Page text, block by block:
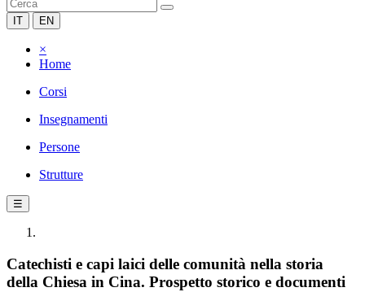
IT EN
×
Home
Corsi
Insegnamenti
Persone
Strutture
☰
Catechisti e capi laici delle comunità nella storia
della Chiesa in Cina. Prospetto storico e documenti